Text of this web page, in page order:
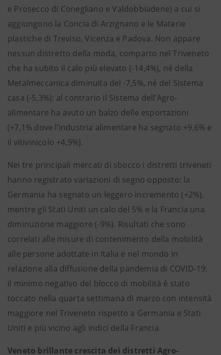
e Prosecco di Conegliano e Valdobbiadene) a cui si
aggiungono la Concia di Arzignano e le Materie
plastiche di Treviso, Vicenza e Padova. Non appare
nessun distretto della moda, comparto nel Triveneto
che ha subito il calo più elevato (-14,4%), né della
Metalmeccanica diminuita del -7,5%, né del Sistema
casa (-5,3%): al contrario il Sistema dell’Agro-
alimentare ha avuto un balzo delle esportazioni
(+7,1% dove l’industria alimentare ha segnato +9,6% e
il vitivinicolo +4,9%).
Nei tre principali mercati di sbocco i distretti triveneti
hanno registrato variazioni di segno opposto: la
Germania ha segnato un leggero incremento (+2%),
mentre gli Stati Uniti un calo del 5% e la Francia una
diminuzione maggiore (-9%). Risultati che sono
correlati alle misure di contenimento della mobilità
alle persone adottate in Italia e nel mondo in
relazione alla diffusione della pandemia di COVID-19:
il minimo negativo del blocco di mobilità è stato
toccato nella quarta settimana di marzo con intensità
maggiore nel Triveneto rispetto a Germania e Stati
Uniti e più vicino agli indici della Francia.
Veneto brillante crescita dei distretti Agro-